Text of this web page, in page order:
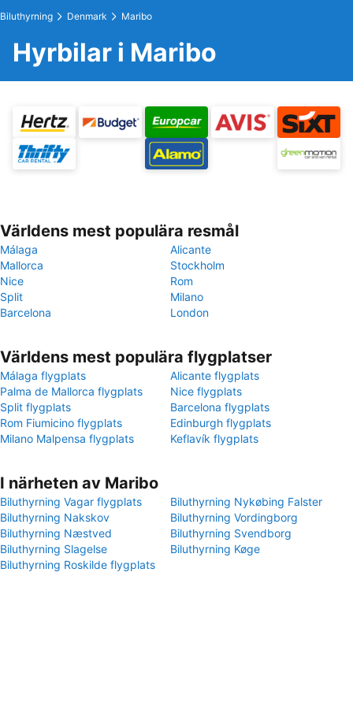
Biluthyrning Denmark Maribo
Hyrbilar i Maribo
Världens mest populära resmål
Málaga
Alicante
Mallorca
Stockholm
Nice
Rom
Split
Milano
Barcelona
London
Världens mest populära flygplatser
Málaga flygplats
Alicante flygplats
Palma de Mallorca flygplats
Nice flygplats
Split flygplats
Barcelona flygplats
Rom Fiumicino flygplats
Edinburgh flygplats
Milano Malpensa flygplats
Keflavík flygplats
I närheten av Maribo
Biluthyrning Vagar flygplats
Biluthyrning Nykøbing Falster
Biluthyrning Nakskov
Biluthyrning Vordingborg
Biluthyrning Næstved
Biluthyrning Svendborg
Biluthyrning Slagelse
Biluthyrning Køge
Biluthyrning Roskilde flygplats